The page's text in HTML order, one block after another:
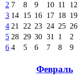
2 7 8 9 10 11 12
3 14 15 16 17 18 19
4 21 22 23 24 25 26
5 28 29 30 31 1 2
6 4 5 6 7 8 9
Февраль